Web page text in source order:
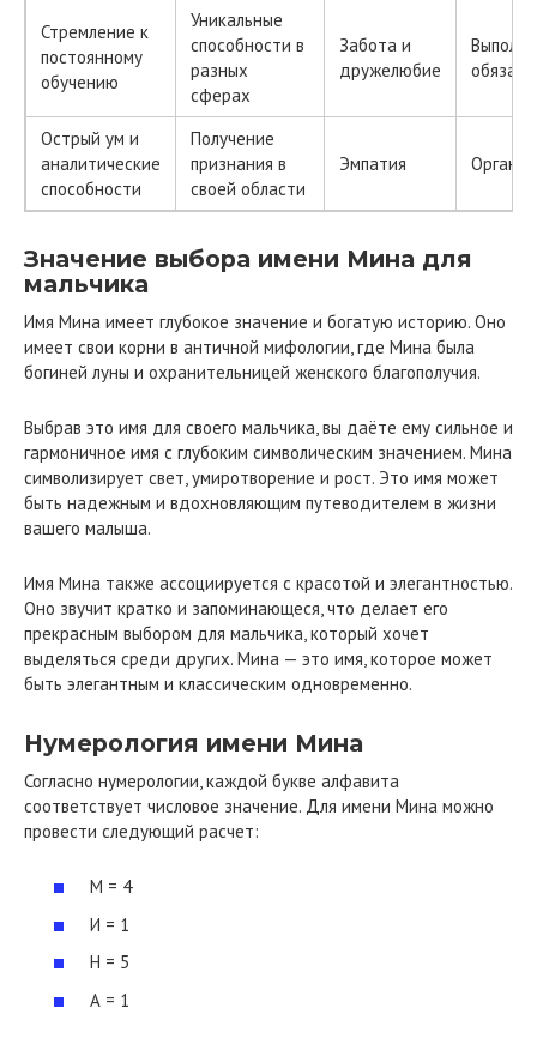
Стремление к
постоянному
обучению
Уникальные
способности в
разных
сферах
Забота и
дружелюбие
Острый ум и
аналитические
способности
Получение
признания в
своей области
Эмпатия
Значение выбора имени Мина для
мальчика
Имя Мина имеет глубокое значение и богатую историю. Оно
имеет свои корни в античной мифологии, где Мина была
богиней луны и охранительницей женского благополучия.
Выбрав это имя для своего мальчика, вы даёте ему сильное и
гармоничное имя с глубоким символическим значением. Мина
символизирует свет, умиротворение и рост. Это имя может
быть надежным и вдохновляющим путеводителем в жизни
вашего малыша.
Имя Мина также ассоциируется с красотой и элегантностью.
Оно звучит кратко и запоминающеся, что делает его
прекрасным выбором для мальчика, который хочет
выделяться среди других. Мина — это имя, которое может
быть элегантным и классическим одновременно.
Нумерология имени Мина
Согласно нумерологии, каждой букве алфавита
соответствует числовое значение. Для имени Мина можно
провести следующий расчет:
М = 4
И = 1
Н = 5
А = 1